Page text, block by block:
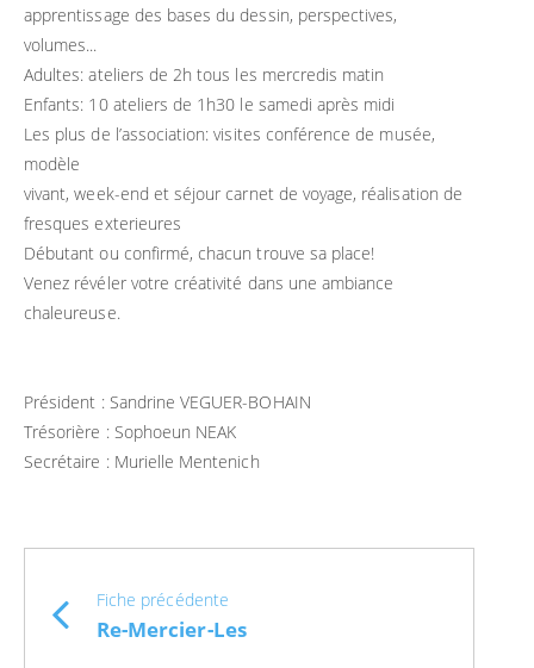
apprentissage des bases du dessin, perspectives,
volumes...
Adultes: ateliers de 2h tous les mercredis matin
Enfants: 10 ateliers de 1h30 le samedi après midi
Les plus de l’association: visites conférence de musée,
modèle
vivant, week-end et séjour carnet de voyage, réalisation de
fresques exterieures
Débutant ou confirmé, chacun trouve sa place!
Venez révéler votre créativité dans une ambiance
chaleureuse.
Président : Sandrine VEGUER-BOHAIN
Trésorière : Sophoeun NEAK
Secrétaire : Murielle Mentenich
Fiche précédente
Re-Mercier-Les